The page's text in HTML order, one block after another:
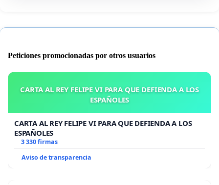
Peticiones promocionadas por otros usuarios
CARTA AL REY FELIPE VI PARA QUE DEFIENDA A LOS
ESPAÑOLES
CARTA AL REY FELIPE VI PARA QUE DEFIENDA A LOS
ESPAÑOLES
3 330 firmas
Aviso de transparencia